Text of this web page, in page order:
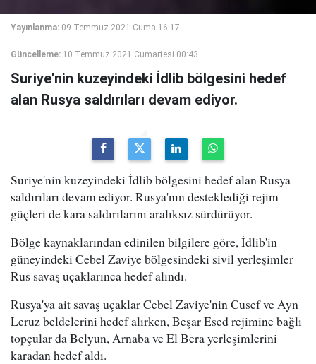
Yayınlanma: 09 Temmuz 2021 Cuma 16:17
Güncelleme: 10 Temmuz 2021 Cumartesi 00:43
Suriye'nin kuzeyindeki İdlib bölgesini hedef
alan Rusya saldırıları devam ediyor.
Suriye'nin kuzeyindeki İdlib bölgesini hedef alan Rusya
saldırıları devam ediyor. Rusya'nın desteklediği rejim
güçleri de kara saldırılarını aralıksız sürdürüyor.
Bölge kaynaklarından edinilen bilgilere göre, İdlib'in
güneyindeki Cebel Zaviye bölgesindeki sivil yerleşimler
Rus savaş uçaklarınca hedef alındı.
Rusya'ya ait savaş uçaklar Cebel Zaviye'nin Cusef ve Ayn
Leruz beldelerini hedef alırken, Beşar Esed rejimine bağlı
topçular da Belyun, Arnaba ve El Bera yerleşimlerini
karadan hedef aldı.